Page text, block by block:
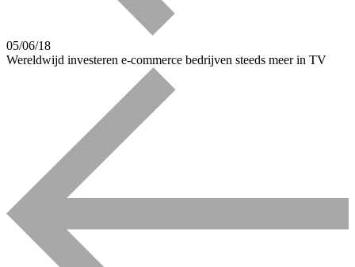
05/06/18
Wereldwijd investeren e-commerce bedrijven steeds meer in TV